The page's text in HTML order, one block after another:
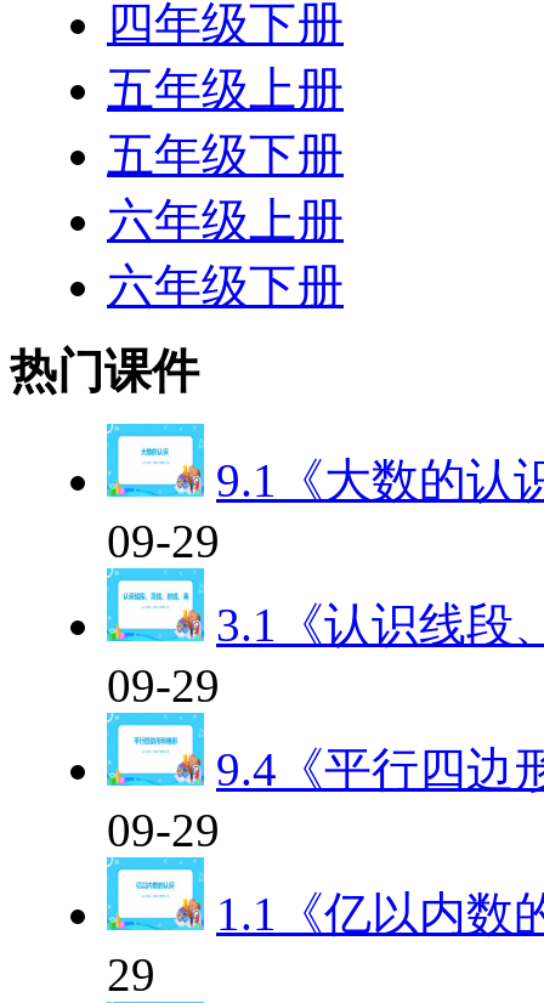
四年级下册
五年级上册
五年级下册
六年级上册
六年级下册
热门课件
9.1《大数的认
09-29
3.1《认识线段
09-29
9.4《平行四边
09-29
1.1《亿以内数
29